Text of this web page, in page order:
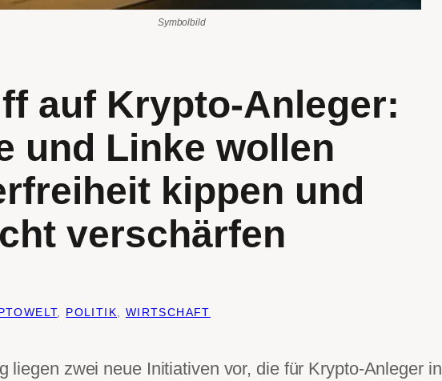
Symbolbild
auf Krypto-Anleger:
und Linke wollen
kippen und
verschärfen
, POLITIK WIRTSCHAFT
liegen zwei neue Initiativen vor, die für Krypto-Anleger in